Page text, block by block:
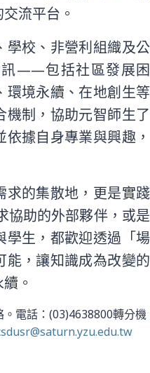
流平台。
校、非營利組織及公
訊——包括社區發展困
環境永續、在地創生等
制，協助元智師生了
據自身專業與興趣，
的集散地，更是實踐
協助的外部夥伴，或是
學生，都歡迎透過「場
能，讓知識成為改變的
。
電話：(03)4638800轉分機